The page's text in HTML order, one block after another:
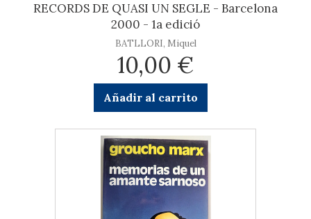
RECORDS DE QUASI UN SEGLE - Barcelona
2000 - 1a edició
BATLLORI, Miquel
10,00 €
Añadir al carrito